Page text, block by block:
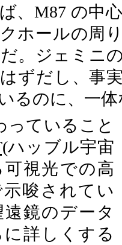
、M87 の中
ホールの周
。ジェミニ
ずだし、事
るのに、一
っていること
(ハッブル宇宙
視光での高
唆されてい
鏡のデータ
詳しくする